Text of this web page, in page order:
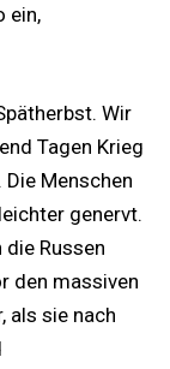
ein,
Wir
Tagen Krieg
Menschen
genervt.
Russen
den massiven
als sie nach